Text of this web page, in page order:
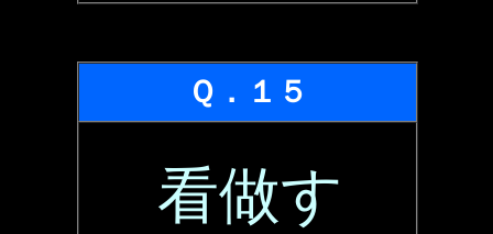
Ｑ．１５
看做す